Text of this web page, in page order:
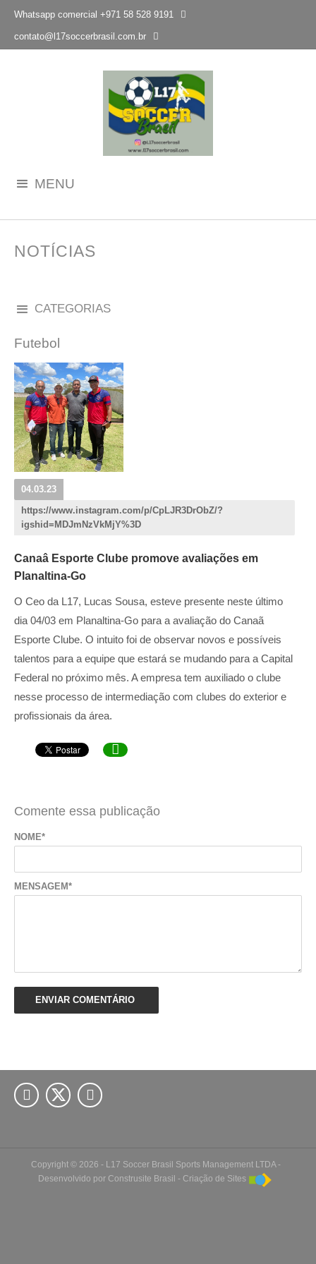
Whatsapp comercial +971 58 528 9191 
contato@l17soccerbrasil.com.br
MENU
NOTÍCIAS
CATEGORIAS
Futebol
04.03.23
https://www.instagram.com/p/CpLJR3DrObZ/?
igshid=MDJmNzVkMjY%3D
Canaâ Esporte Clube promove avaliações em
Planaltina-Go
O Ceo da L17, Lucas Sousa, esteve presente neste último
dia 04/03 em Planaltina-Go para a avaliação do Canaã
Esporte Clube. O intuito foi de observar novos e possíveis
talentos para a equipe que estará se mudando para a Capital
Federal no próximo mês. A empresa tem auxiliado o clube
nesse processo de intermediação com clubes do exterior e
profissionais da área.

Comente essa publicação
NOME*
MENSAGEM*
 
Copyright © 2026 - L17 Soccer Brasil Sports Management LTDA -
Desenvolvido por Construsite Brasil - Criação de Sites